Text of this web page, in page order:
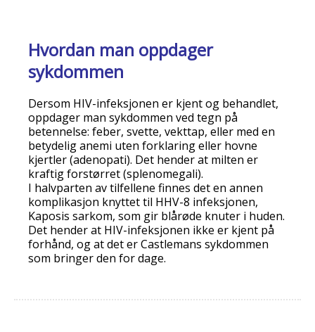
Hvordan man oppdager
sykdommen
Dersom HIV-infeksjonen er kjent og behandlet,
oppdager man sykdommen ved tegn på
betennelse: feber, svette, vekttap, eller med en
betydelig anemi uten forklaring eller hovne
kjertler (adenopati). Det hender at milten er
kraftig forstørret (splenomegali).
I halvparten av tilfellene finnes det en annen
komplikasjon knyttet til HHV-8 infeksjonen,
Kaposis sarkom, som gir blårøde knuter i huden.
Det hender at HIV-infeksjonen ikke er kjent på
forhånd, og at det er Castlemans sykdommen
som bringer den for dage.